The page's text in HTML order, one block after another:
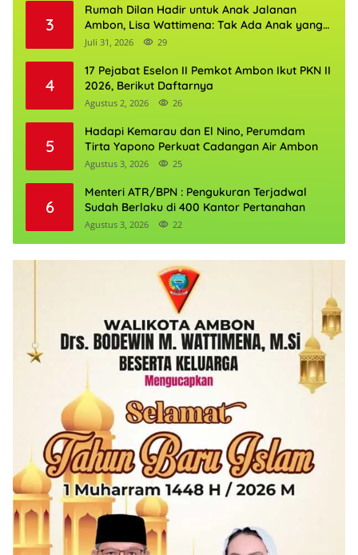
3
Rumah Dilan Hadir untuk Anak Jalanan
Ambon, Lisa Wattimena: Tak Ada Anak yang
Boleh Kehilangan Masa Depannya
Juli 31, 2026 29
4
17 Pejabat Eselon II Pemkot Ambon Ikut PKN II
2026, Berikut Daftarnya
Agustus 2, 2026 26
5
Hadapi Kemarau dan El Nino, Perumdam
Tirta Yapono Perkuat Cadangan Air Ambon
Agustus 3, 2026 25
6
Menteri ATR/BPN : Pengukuran Terjadwal
Sudah Berlaku di 400 Kantor Pertanahan
Agustus 3, 2026 22